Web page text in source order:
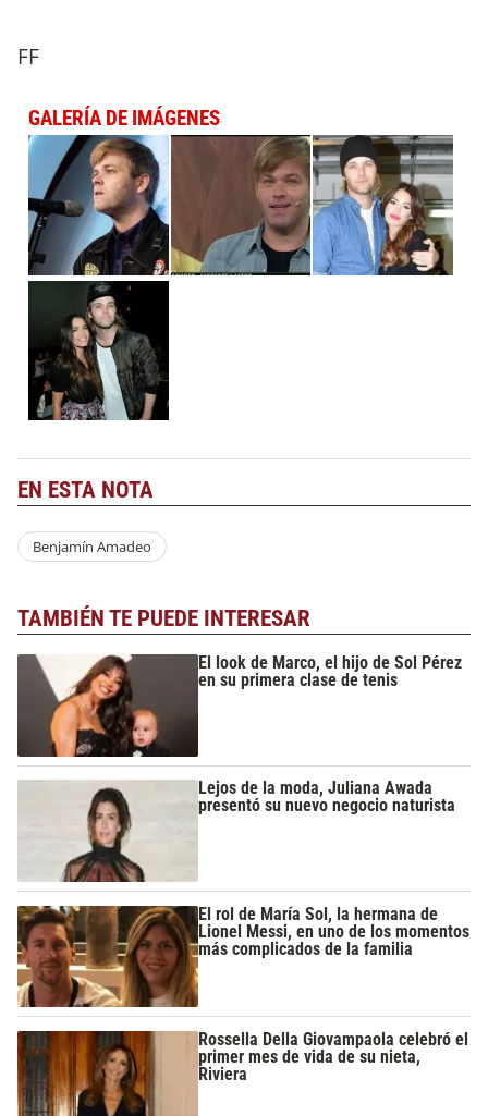
FF
GALERÍA DE IMÁGENES
EN ESTA NOTA
Benjamín Amadeo
TAMBIÉN TE PUEDE INTERESAR
El look de Marco, el hijo de Sol Pérez
en su primera clase de tenis
Lejos de la moda, Juliana Awada
presentó su nuevo negocio naturista
El rol de María Sol, la hermana de
Lionel Messi, en uno de los momentos
más complicados de la familia
Rossella Della Giovampaola celebró el
primer mes de vida de su nieta,
Riviera